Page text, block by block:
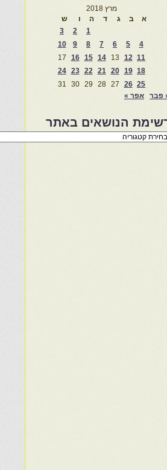
מרץ 2018
א
ב ג ד ה ו
ש
1
2
3
4
5
6
7
8
9
10
11
12
13
14
15
16
17
18
19
20
21
22
23
24
25
26
27
28
29
30
31
פבר
אפר »
הנושאים באתר
רשימת